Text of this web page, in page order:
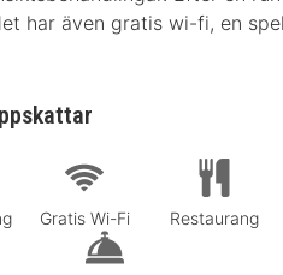
har även gratis wi-fi, en
Gratis Wi-Fi Restaurang